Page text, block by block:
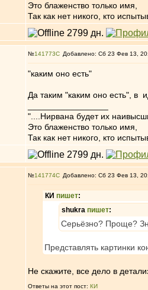
Это блаженство только имя,
Так как нет никого, кто
№141773 Добавлено: Сб 23 Фев 13,
"каким оно есть"
Да таким "каким оно есть", в
"....Нирвана будет их
Это блаженство только имя,
Так как нет никого, кто
№141774 Добавлено: Сб 23 Фев 13,
КИ пишет:
shukra пишет:
Серьёзно? Проще?
Представлять картинки
Не скажите, все дело в
Ответы на этот пост: КИ